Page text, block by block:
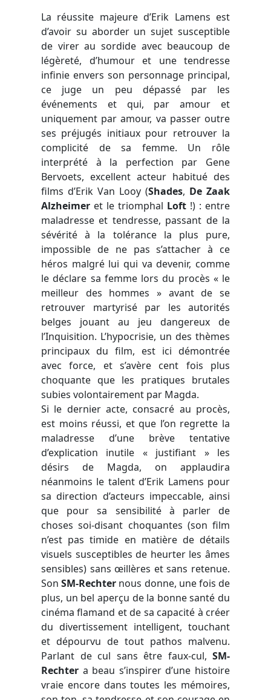
La réussite majeure d’Erik Lamens est
d’avoir su aborder un sujet susceptible
de virer au sordide avec beaucoup de
légèreté, d’humour et une tendresse
infinie envers son personnage principal,
ce juge un peu dépassé par les
événements et qui, par amour et
uniquement par amour, va passer outre
ses préjugés initiaux pour retrouver la
complicité de sa femme. Un rôle
interprété à la perfection par Gene
Bervoets, excellent acteur habitué des
films d’Erik Van Looy (Shades, De Zaak
Alzheimer et le triomphal Loft !) : entre
maladresse et tendresse, passant de la
sévérité à la tolérance la plus pure,
impossible de ne pas s’attacher à ce
héros malgré lui qui va devenir, comme
le déclare sa femme lors du procès « le
meilleur des hommes » avant de se
retrouver martyrisé par les autorités
belges jouant au jeu dangereux de
l’Inquisition. L’hypocrisie, un des thèmes
principaux du film, est ici démontrée
avec force, et s’avère cent fois plus
choquante que les pratiques brutales
subies volontairement par Magda.
Si le dernier acte, consacré au procès,
est moins réussi, et que l’on regrette la
maladresse d’une brève tentative
d’explication inutile « justifiant » les
désirs de Magda, on applaudira
néanmoins le talent d’Erik Lamens pour
sa direction d’acteurs impeccable, ainsi
que pour sa sensibilité à parler de
choses soi-disant choquantes (son film
n’est pas timide en matière de détails
visuels susceptibles de heurter les âmes
sensibles) sans œillères et sans retenue.
SonSM-Rechter nous donne, une fois de
plus, un bel aperçu de la bonne santé du
cinéma flamand et de sa capacité à créer
du divertissement intelligent, touchant
et dépourvu de tout pathos malvenu.
Parlant de cul sans être faux-cul, SM-
Rechter a beau s’inspirer d’une histoire
vraie encore dans toutes les mémoires,